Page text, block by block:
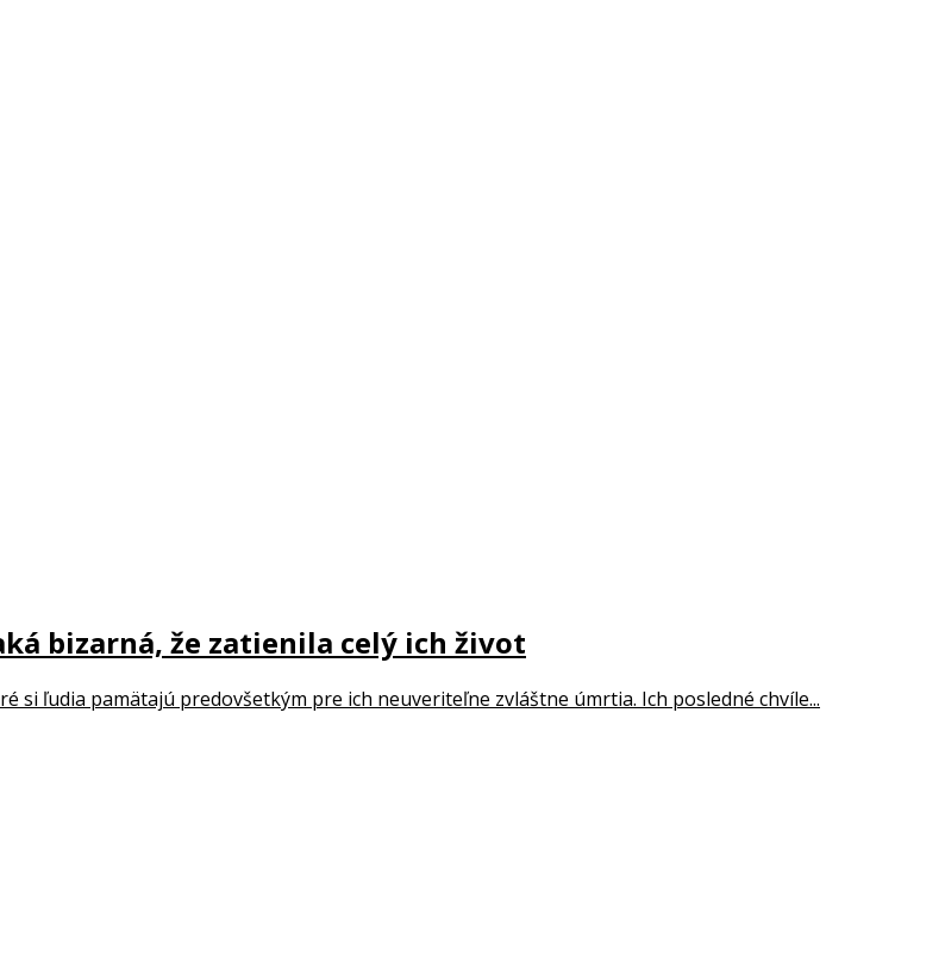
bizarná, že zatienila celý ich život
ľudia pamätajú predovšetkým pre ich neuveriteľne zvláštne úmrtia. Ich posledné chvíle...